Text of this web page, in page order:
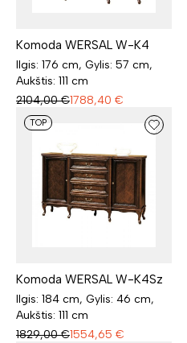
Komoda WERSAL W-K4
Ilgis: 176 cm, Gylis: 57 cm,
Aukštis: 111 cm
2104,00 €1788,40 €
TOP
Komoda WERSAL W-K4Sz
Ilgis: 184 cm, Gylis: 46 cm,
Aukštis: 111 cm
1829,00 €1554,65 €